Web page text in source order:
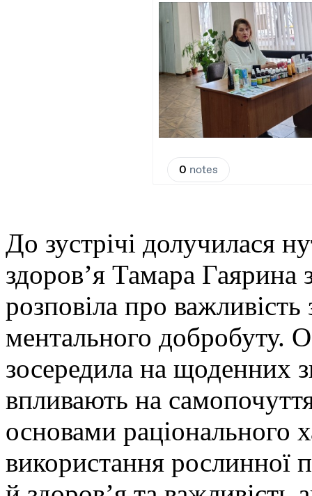
До зустрічі долучилася
здоров’я Тамара
розповіла про
ментального добробуту.
зосередила на щоденних
впливають на
основами раціонального
використання рослинної